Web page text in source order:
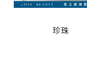
珍珠